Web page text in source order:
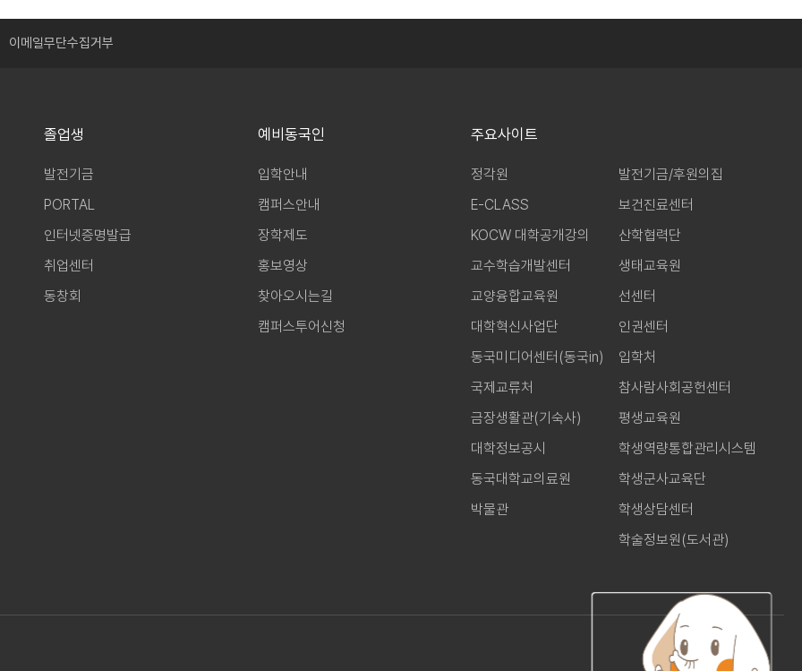
이메일무단수집거부
졸업생
발전기금
PORTAL
인터넷증명발급
취업센터
동창회
예비동국인
입학안내
캠퍼스안내
장학제도
홍보영상
찾아오시는길
캠퍼스투어신청
주요사이트
정각원
E-CLASS
KOCW 대학공개강의
교수학습개발센터
교양융합교육원
대학혁신사업단
동국미디어센터(동국in)
국제교류처
금장생활관(기숙사)
대학정보공시
동국대학교의료원
박물관
발전기금/후원의집
보건진료센터
산학협력단
생태교육원
선센터
인권센터
입학처
참사람사회공헌센터
평생교육원
학생역량통합관리시스템
학생군사교육단
학생상담센터
학술정보원(도서관)